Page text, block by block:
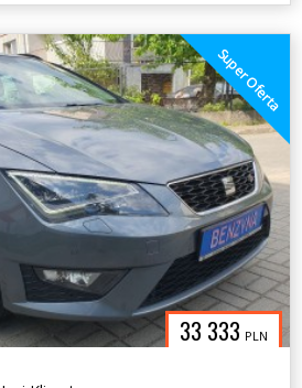
33 333 PLN
Super Oferta